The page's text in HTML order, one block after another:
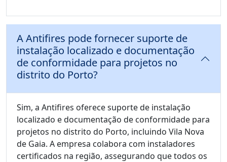
A Antifires pode fornecer suporte de
instalação localizado e documentação
de conformidade para projetos no
distrito do Porto?
Sim, a Antifires oferece suporte de instalação
localizado e documentação de conformidade para
projetos no distrito do Porto, incluindo Vila Nova
de Gaia. A empresa colabora com instaladores
certificados na região, assegurando que todos os